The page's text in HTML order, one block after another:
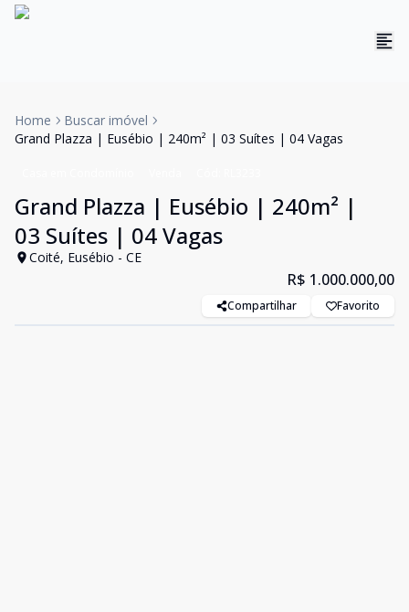
Home
Buscar imóvel
Grand Plazza | Eusébio | 240m² | 03 Suítes | 04 Vagas
Grand Plazza | Eusébio | 240m² |
03 Suítes | 04 Vagas
Coité, Eusébio - CE
R$ 1.000.000,00
Compartilhar Favorito